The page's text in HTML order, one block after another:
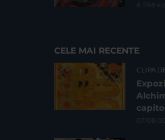
6.596
CELE MAI RECENTE
CLIPA
07/08/